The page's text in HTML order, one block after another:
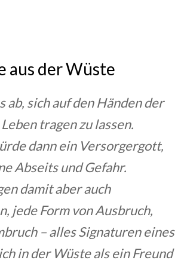
aus der Wüste
ab, sich auf den Händen der
tragen zu lassen.
dann ein Versorgergott,
Abseits und Gefahr.
damit aber auch
jede Form von Ausbruch,
– alles Signaturen eines
in der Wüste als ein Freund